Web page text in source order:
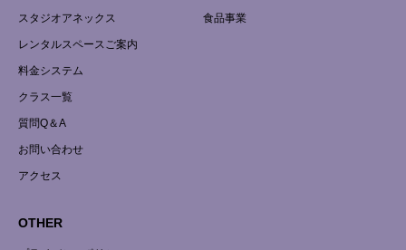
スタジオアネックス
レンタルスペースご案内
料金システム
クラス一覧
質問Q＆A
お問い合わせ
アクセス
食品事業
OTHER